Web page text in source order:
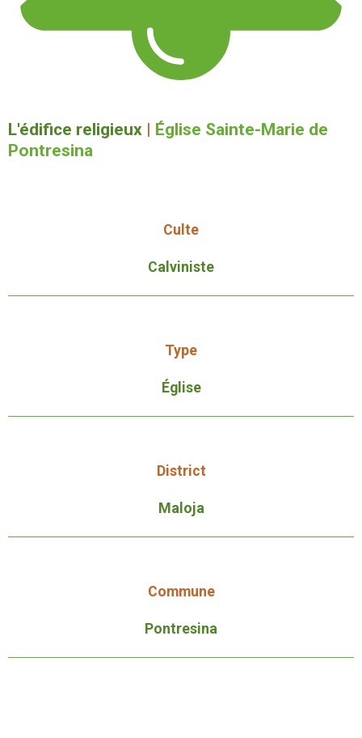
L'édifice religieux | Église Sainte-Marie de
Pontresina
Culte
Calviniste
Type
Église
District
Maloja
Commune
Pontresina